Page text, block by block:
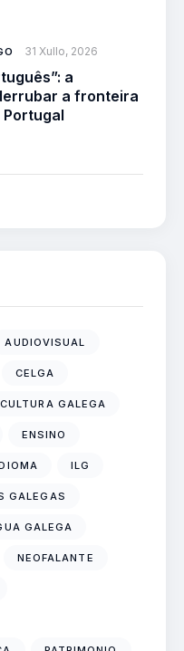
31 Xullo, 2026
a
a fronteira
AUDIOVISUAL
CELGA
GALEGA
ENSINO
ILG
GALEGAS
GALEGA
NEOFALANTE